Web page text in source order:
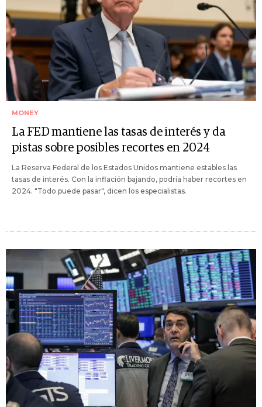
MONEY
La FED mantiene las tasas de interés y da
pistas sobre posibles recortes en 2024
La Reserva Federal de los Estados Unidos mantiene estables las
tasas de interés. Con la inflación bajando, podría haber recortes en
2024. "Todo puede pasar", dicen los especialistas.